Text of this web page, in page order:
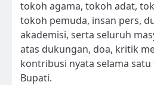
tokoh agama, tokoh adat,
tokoh pemuda, insan pers,
akademisi, serta seluruh
atas dukungan, doa, kritik
kontribusi nyata selama satu
Bupati.